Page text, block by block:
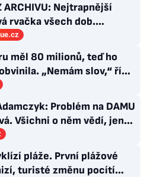
ARCHIVU: Nejtrapnější
rvačka všech dob.
ní ani rána
měl 80 milionů, teď ho
„Nemám slov,“ říká
železnic
Problém na DAMU
Všichni o něm vědí, jen
co s ním
pláže. První plážové
turisté změnu pocítí